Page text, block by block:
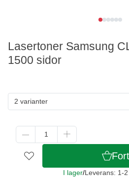
2 varianter
I lager/Leverans: 1-
Lasertoner Samsung
1500 sidor